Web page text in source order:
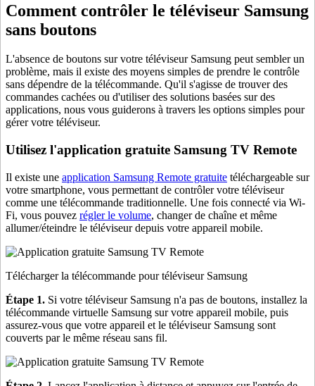
Comment contrôler le téléviseur Samsung
sans boutons
L'absence de boutons sur votre téléviseur Samsung peut sembler un
problème, mais il existe des moyens simples de prendre le contrôle
sans dépendre de la télécommande. Qu'il s'agisse de trouver des
commandes cachées ou d'utiliser des solutions basées sur des
applications, nous vous guiderons à travers les options simples pour
gérer votre téléviseur.
Utilisez l'application gratuite Samsung TV Remote
Il existe une application Samsung Remote gratuite téléchargeable sur
votre smartphone, vous permettant de contrôler votre téléviseur
comme une télécommande traditionnelle. Une fois connecté via Wi-
Fi, vous pouvez régler le volume, changer de chaîne et même
allumer/éteindre le téléviseur depuis votre appareil mobile.
Télécharger la télécommande pour téléviseur Samsung
Étape 1. Si votre téléviseur Samsung n'a pas de boutons, installez la
télécommande virtuelle Samsung sur votre appareil mobile, puis
assurez-vous que votre appareil et le téléviseur Samsung sont
couverts par le même réseau sans fil.